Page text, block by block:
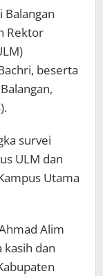
Balangan
Rektor
beserta
survei
ULM dan
Utama
Alim
dan